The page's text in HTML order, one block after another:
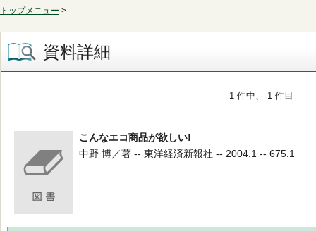
トップメニュー >
資料詳細
1 件中、 1 件目
こんなエコ商品が欲しい!
中野 博／著 -- 東洋経済新報社 -- 2004.1 -- 675.1